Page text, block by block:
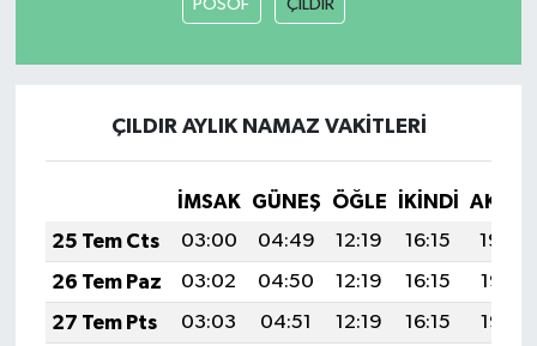
POSOF ÇILDIR
ÇILDIR AYLIK NAMAZ VAKITLERI
İMSAK GÜNEŞ ÖĞLE İKINDI
25 Tem Cts
03:00 04:49 12:19 16:15
19:39
26 Tem Paz
03:02 04:50 12:19 16:15
19:38
27 Tem Pts
03:03 04:51 12:19 16:15
19:37